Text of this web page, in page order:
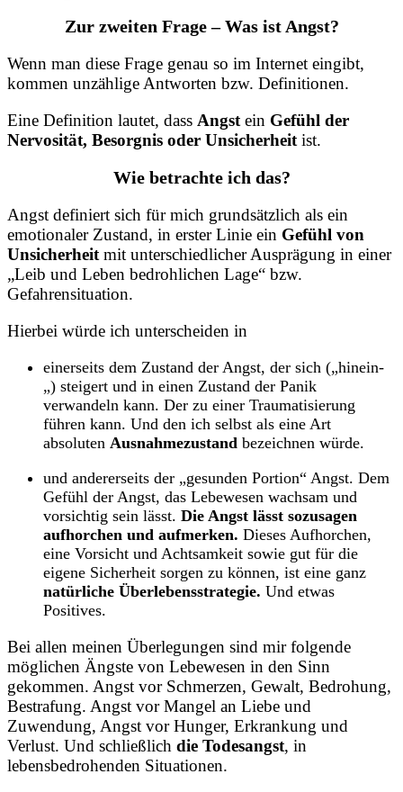
Zur zweiten Frage – Was ist Angst?
Wenn man diese Frage genau so im Internet eingibt,
kommen unzählige Antworten bzw. Definitionen.
Eine Definition lautet, dass Angstein Gefühl der
Nervosität, Besorgnis oder Unsicherheitist.
Wie betrachte ich das?
Angst definiert sich für mich grundsätzlich als ein
emotionaler Zustand, in erster Linie ein Gefühl von
Unsicherheitmit unterschiedlicher Ausprägung in einer
„Leib und Leben bedrohlichen Lage“ bzw.
Gefahrensituation.
Hierbei würde ich unterscheiden in
einerseits dem Zustand der Angst, der sich („hinein-
„) steigert und in einen Zustand der Panik
verwandeln kann. Der zu einer Traumatisierung
führen kann. Und den ich selbst als eine Art
absoluten Ausnahmezustand bezeichnen würde.
und andererseits der „gesunden Portion“ Angst. Dem
Gefühl der Angst, das Lebewesen wachsam und
vorsichtig sein lässt. Die Angst lässt sozusagen
aufhorchen und aufmerken. Dieses Aufhorchen,
eine Vorsicht und Achtsamkeit sowie gut für die
eigene Sicherheit sorgen zu können, ist eine ganz
natürliche Überlebensstrategie. Und etwas
Positives.
Bei allen meinen Überlegungen sind mir folgende
möglichen Ängste von Lebewesen in den Sinn
gekommen. Angst vor Schmerzen, Gewalt, Bedrohung,
Bestrafung. Angst vor Mangel an Liebe und
Zuwendung, Angst vor Hunger, Erkrankung und
Verlust. Und schließlich die Todesangst, in
lebensbedrohenden Situationen.